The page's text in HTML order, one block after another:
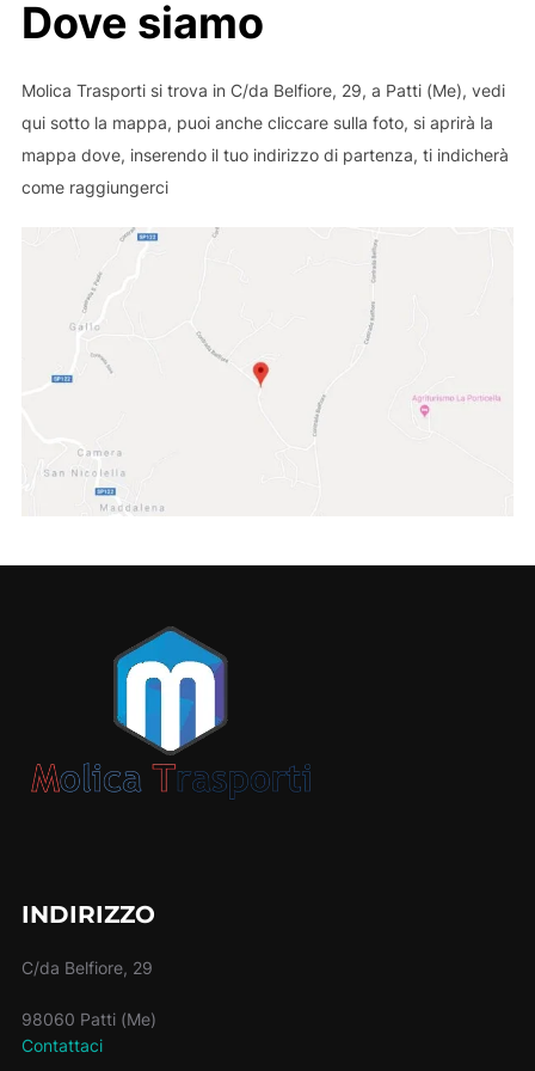
Dove siamo
Molica Trasporti si trova in C/da Belfiore, 29, a Patti (Me), vedi
qui sotto la mappa, puoi anche cliccare sulla foto, si aprirà la
mappa dove, inserendo il tuo indirizzo di partenza, ti indicherà
come raggiungerci
INDIRIZZO
C/da Belfiore, 29
98060 Patti (Me)
Contattaci